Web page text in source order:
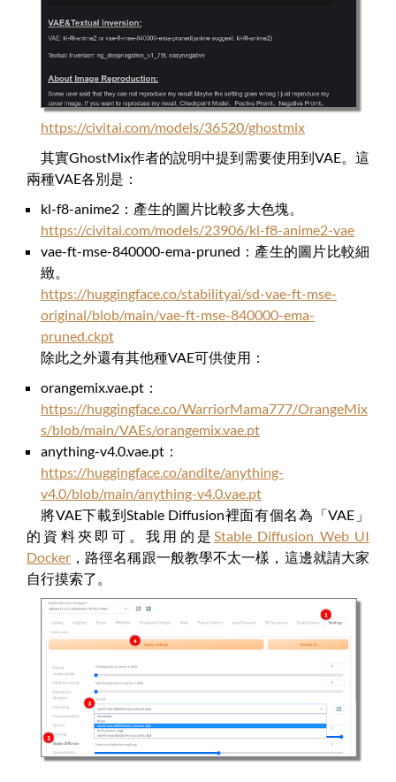
https://civitai.com/models/36520/ghostmix
其實GhostMix作者的說明中提到需要使用到VAE。這
兩種VAE各別是：
kl-f8-anime2：產生的圖片比較多大色塊。
https://civitai.com/models/23906/kl-f8-anime2-vae
vae-ft-mse-840000-ema-pruned：產生的圖片比較細
緻。
https://huggingface.co/stabilityai/sd-vae-ft-mse-
original/blob/main/vae-ft-mse-840000-ema-
pruned.ckpt
除此之外還有其他種VAE可供使用：
orangemix.vae.pt：
https://huggingface.co/WarriorMama777/OrangeMix
s/blob/main/VAEs/orangemix.vae.pt
anything-v4.0.vae.pt：
https://huggingface.co/andite/anything-
v4.0/blob/main/anything-v4.0.vae.pt
將VAE下載到Stable Diffusion裡面有個名為「VAE」
的資料夾即可。我用的是Stable Diffusion Web UI
Docker ，路徑名稱跟一般教學不太一樣，這邊就請大家
自行摸索了。